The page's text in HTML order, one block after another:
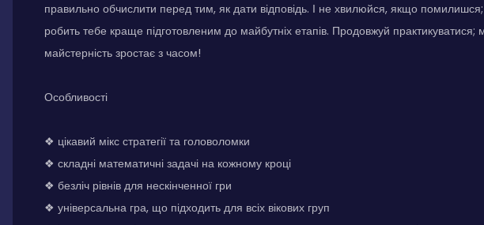
правильно обчислити перед тим, як дати відповідь. І не хвилюйся, якщо
робить тебе краще підготовленим до майбутніх етапів. Продовжуй практикуватися;
майстерність зростає з часом!
Особливості
❖ цікавий мікс стратегії та головоломки
❖ складні математичні задачі на кожному кроці
❖ безліч рівнів для нескінченної гри
❖ універсальна гра, що підходить для всіх вікових груп